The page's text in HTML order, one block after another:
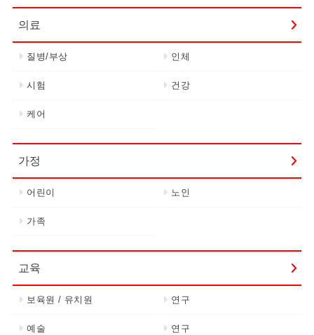
의료
질병/부상 인체
시험 건강
케어
가정
어린이 노인
가족
교육
보육원 / 유치원 연구
예술 연구